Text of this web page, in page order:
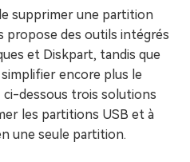
supprimer une partition
propose des outils intégrés
et Diskpart, tandis que
encore plus le
ci-dessous trois solutions
les partitions USB et à
une seule partition.